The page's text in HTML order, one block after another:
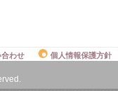
合わせ 個人情報保護方針